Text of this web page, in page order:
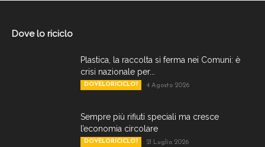
Dove lo riciclo
Plastica, la raccolta si ferma nei Comuni: è
crisi nazionale per...
DOVELORICICLO? 4 Agosto 2026
Sempre più rifiuti speciali ma cresce
l’economia circolare
DOVELORICICLO? 21 Luglio 2026